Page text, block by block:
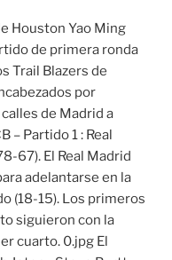
Houston Yao Ming
de primera ronda
Trail Blazers de
por
de Madrid a
– Partido 1 : Real
67). El Real Madrid
adelantarse en la
(18-15). Los primeros
siguieron con la
cuarto. 0.jpg El